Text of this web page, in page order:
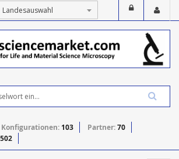
Konfigurationen: 103 Partner:70